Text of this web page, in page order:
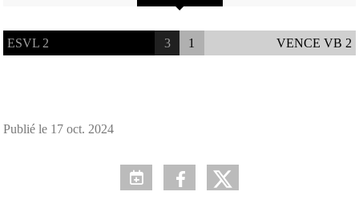
ESVL 2 3 1 VENCE VB 2
Publié le 17 oct. 2024